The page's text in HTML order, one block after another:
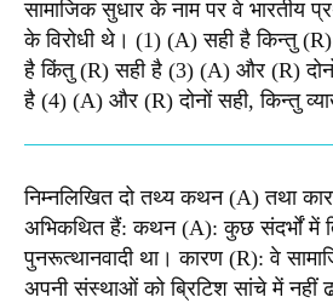
सामाजिक सुधार के नाम पर वे भारतीय
के विरोधी थे। (1) (A) सही है किन्तु
है किंतु (R) सही है (3) (A) और (R) दोनों
है (4) (A) और (R) दोनों सही, किन्तु
निम्नलिखित दो तथ्य कथन (A) तथा
अभिकथित हैं: कथन (A): कुछ संदर्भों में
पुनरूत्थानवादी था। कारण (R): वे
अपनी संस्थाओं को ब्रिटिश सांचे में नहीं